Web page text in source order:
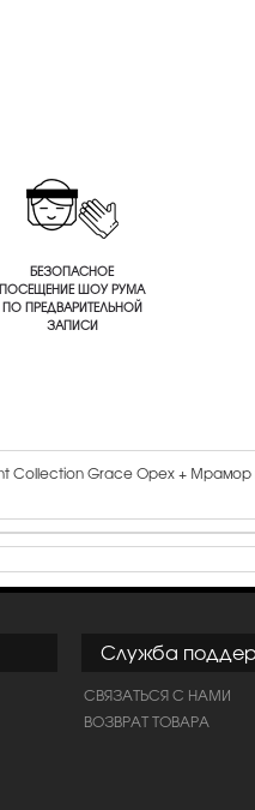
БЕЗОПАСНОЕ
ПОСЕЩЕНИЕ ШОУ РУМА
ПО ПРЕДВАРИТЕЛЬНОЙ
ЗАПИСИ
Collection Grace Орех + Мрамор
Служба
СВЯЗАТЬСЯ С НАМИ
ВОЗВРАТ ТОВАРА